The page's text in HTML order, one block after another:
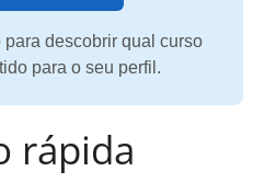
descobrir qual curso
para o seu perfil.
rápida